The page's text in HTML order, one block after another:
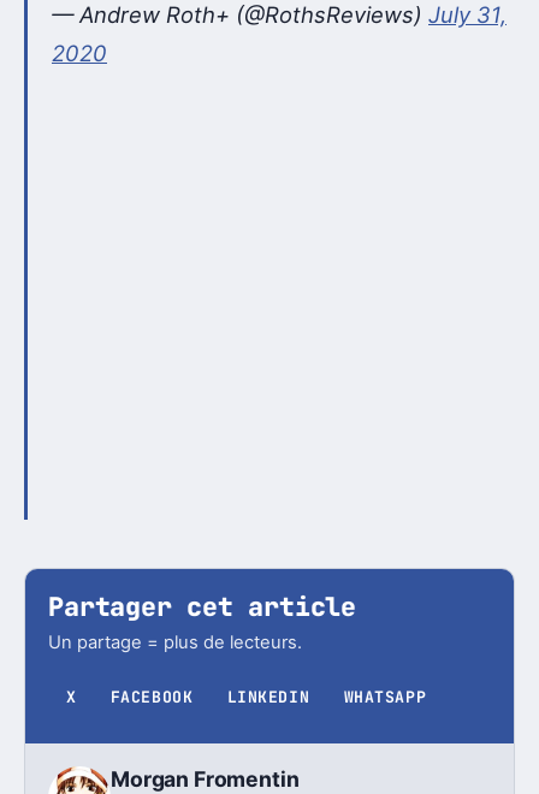
— Andrew Roth+ (@RothsReviews) July 31,
2020
Partager cet article
Un partage = plus de lecteurs.
X FACEBOOK LINKEDIN WHATSAPP
Morgan Fromentin